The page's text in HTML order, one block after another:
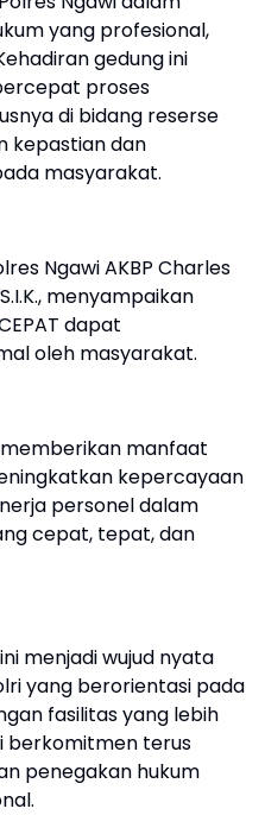
yang profesional,
gedung ini
proses
di bidang reserse
kepastian dan
masyarakat.
Ngawi AKBP Charles
menyampaikan
dapat
oleh masyarakat.
manfaat
kepercayaan
personel dalam
cepat, tepat, dan
menjadi wujud nyata
yang berorientasi pada
fasilitas yang lebih
berkomitmen terus
penegakan hukum